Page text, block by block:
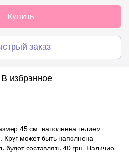
Купить
заказ
В избранное
45 см. наполнена гелием.
может быть наполнена
будет составлять 40 грн. Наличие